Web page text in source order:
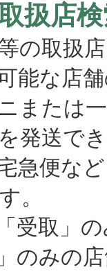
取扱店
の取扱
能な店
たは一
発送で
便など
。
取」の
みの店